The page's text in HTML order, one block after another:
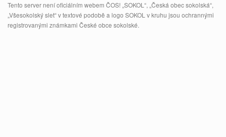
Tento server není oficiálním webem ČOS! „SOKOL“, „Česká obec sokolská“,
„Všesokolský slet“ v textové podobě a logo SOKOL v kruhu jsou ochrannými
registrovanými známkami České obce sokolské.